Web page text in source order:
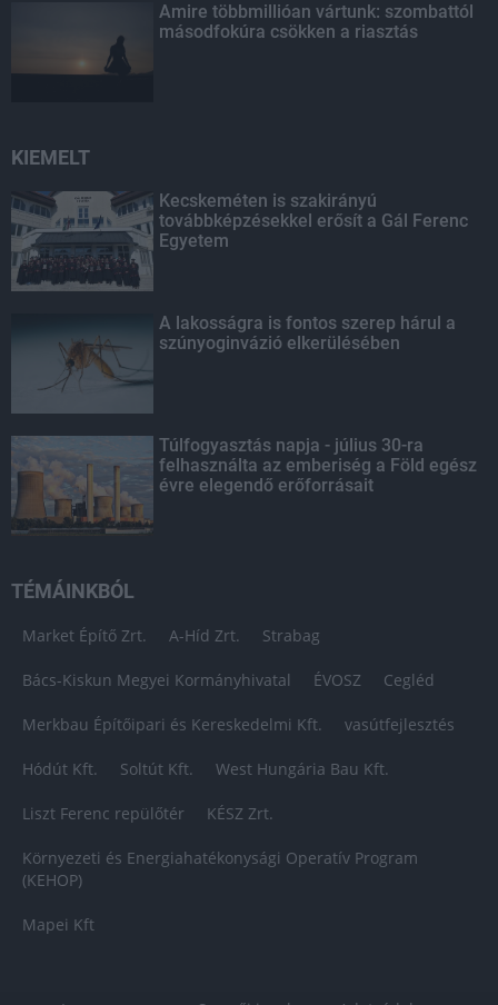
Amire többmillióan vártunk: szombattól
másodfokúra csökken a riasztás
KIEMELT
Kecskeméten is szakirányú
továbbképzésekkel erősít a Gál Ferenc
Egyetem
A lakosságra is fontos szerep hárul a
szúnyoginvázió elkerülésében
Túlfogyasztás napja - július 30-ra
felhasználta az emberiség a Föld egész
évre elegendő erőforrásait
TÉMÁINKBÓL
Market Építő Zrt. A-Híd Zrt. Strabag
Bács-Kiskun Megyei Kormányhivatal ÉVOSZ Cegléd
Merkbau Építőipari és Kereskedelmi Kft. vasútfejlesztés
Hódút Kft. Soltút Kft. West Hungária Bau Kft.
Liszt Ferenc repülőtér KÉSZ Zrt.
Környezeti és Energiahatékonysági Operatív Program
(KEHOP)
Mapei Kft